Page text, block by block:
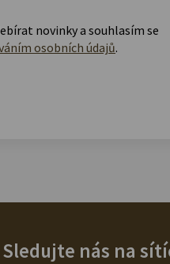
novinky a souhlasím se
osobních údajů.
Sledujte nás na